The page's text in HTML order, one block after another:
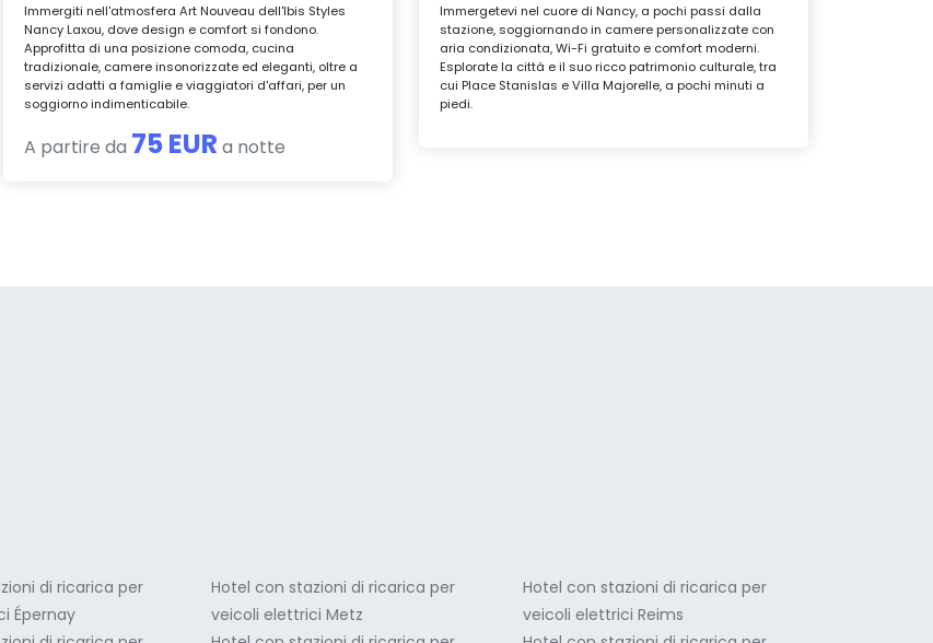
Immergiti nell'atmosfera Art Nouveau dell'Ibis Styles
Nancy Laxou, dove design e comfort si fondono.
Approfitta di una posizione comoda, cucina
tradizionale, camere insonorizzate ed eleganti, oltre a
servizi adatti a famiglie e viaggiatori d'affari, per un
soggiorno indimenticabile.
A partire da 75 EUR a notte
Immergetevi nel cuore di Nancy, a pochi passi dalla
stazione, soggiornando in camere personalizzate con
aria condizionata, Wi-Fi gratuito e comfort moderni.
Esplorate la città e il suo ricco patrimonio culturale, tra
cui Place Stanislas e Villa Majorelle, a pochi minuti a
piedi.
italiana
di ricarica per
Épernay
Hotel con stazioni di ricarica per
veicoli elettrici Metz
Hotel con stazioni di ricarica per
veicoli elettrici Reims